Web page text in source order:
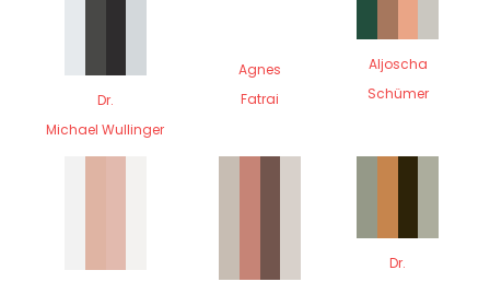
Dr.
Michael Wullinger
Agnes
Fatrai
Aljoscha
Schümer
Dr.